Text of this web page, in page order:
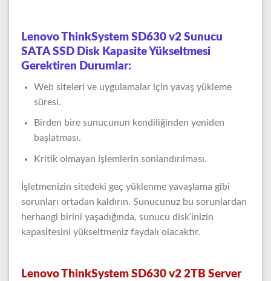
Lenovo ThinkSystem SD630 v2 Sunucu
SATA SSD Disk Kapasite Yükseltmesi
Gerektiren Durumlar:
Web siteleri ve uygulamalar için yavaş yükleme
süresi.
Birden bire sunucunun kendiliğinden yeniden
başlatması.
Kritik olmayan işlemlerin sonlandırılması.
İşletmenizin sitedeki geç yüklenme yavaşlama gibi
sorunları ortadan kaldırın. Sunucunuz bu sorunlardan
herhangi birini yaşadığında, sunucu disk’inizin
kapasitesini yükseltmeniz faydalı olacaktır.
Lenovo ThinkSystem SD630 v2 2TB Server